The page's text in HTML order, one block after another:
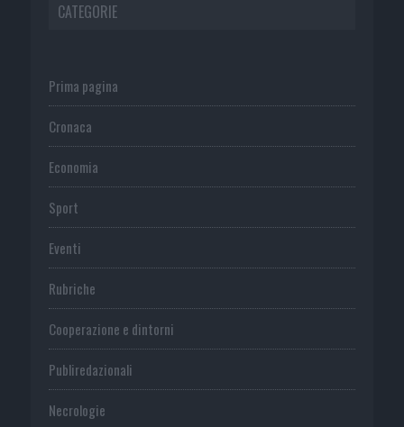
CATEGORIE
Prima pagina
Cronaca
Economia
Sport
Eventi
Rubriche
Cooperazione e dintorni
Publiredazionali
Necrologie